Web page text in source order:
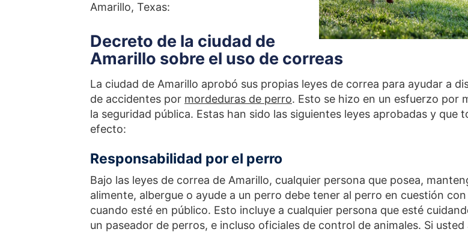
Amarillo, Texas:
Decreto de la ciudad de
Amarillo sobre el uso de correas
La ciudad de Amarillo aprobó sus propias leyes de correa para ayudar a
de accidentes por mordeduras de perro. Esto se hizo en un esfuerzo por
la seguridad pública. Estas han sido las siguientes leyes aprobadas y que
efecto:
Responsabilidad por el perro
Bajo las leyes de correa de Amarillo, cualquier persona que posea,
alimente, albergue o ayude a un perro debe tener al perro en cuestión
cuando esté en público. Esto incluye a cualquier persona que esté
un paseador de perros, e incluso oficiales de control de animales. Si